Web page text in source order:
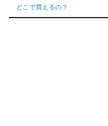
どこで買えるの？